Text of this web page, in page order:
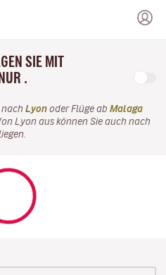
SIE MIT
.
nach Lyon oder Flüge ab Malaga
Lyon aus können Sie auch nach